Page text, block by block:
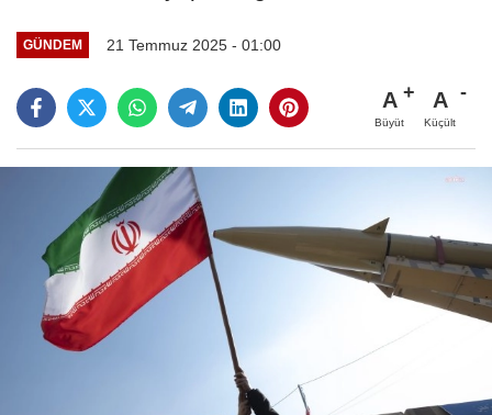
GÜNDEM 21 Temmuz 2025 - 01:00
A
Büyüt
A
Küçült